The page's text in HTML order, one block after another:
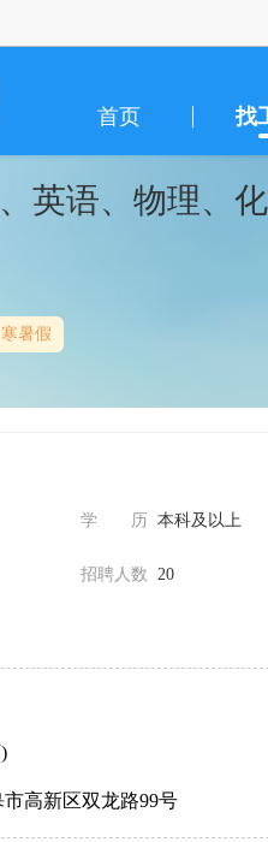
首页 找
英语、物理、
寒暑假
学 历 本科及以上
招聘人数 20
高新区双龙路99号